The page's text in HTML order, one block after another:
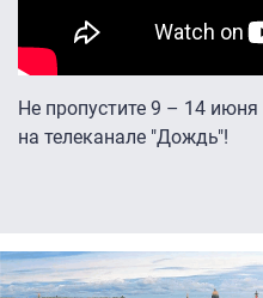
Не пропустите 9 – 14
на телеканале "Дождь"!